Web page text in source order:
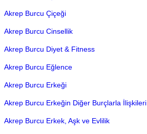
Akrep Burcu Çiçeği
Akrep Burcu Cinsellik
Akrep Burcu Diyet & Fitness
Akrep Burcu Eğlence
Akrep Burcu Erkeği
Akrep Burcu Erkeğin Diğer Burçlarla İlişkileri
Akrep Burcu Erkek, Aşk ve Evlilik